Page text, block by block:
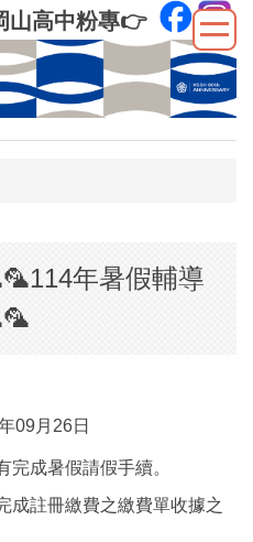
山高中粉專👉
年暑假輔導
09月26日
完成暑假請假手續。
成註冊繳費之繳費單收據之